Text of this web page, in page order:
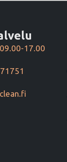
17.00